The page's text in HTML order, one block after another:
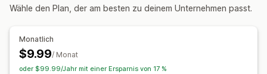
Wähle den Plan, der am besten zu deinem Unternehmen passt.
Monatlich
$9.99/ Monat
oder $99.99/Jahr mit einer Ersparnis von 17 %